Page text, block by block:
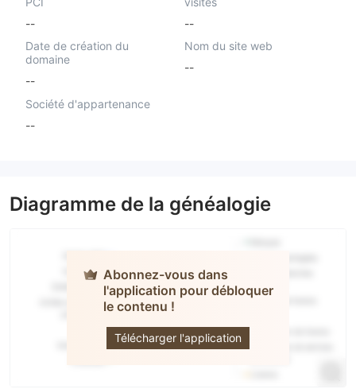
--
--
Date de création du
domaine
--
Nom du site web
--
Société d'appartenance
--
Diagramme de la généalogie
Abonnez-vous dans
l'application pour débloquer
le contenu !
Télécharger l'application
MBI
TRADING